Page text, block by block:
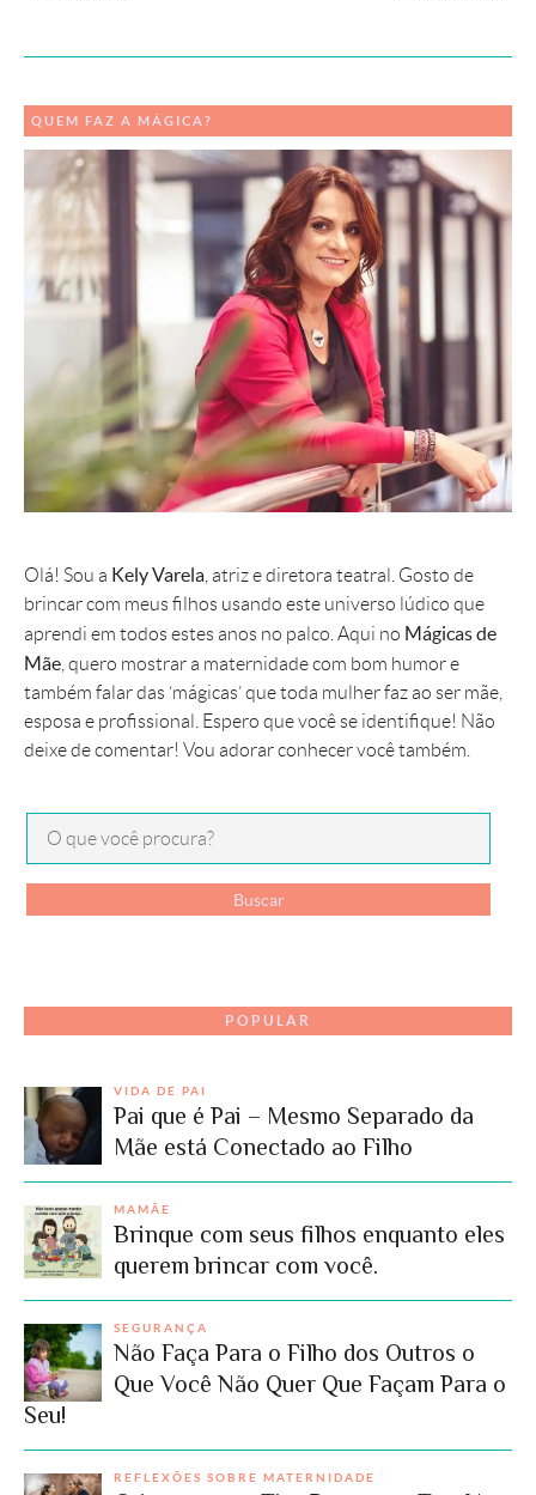
QUEM FAZ A MÁGICA?
Olá! Sou a Kely Varela , atriz e diretora teatral. Gosto de
brincar com meus filhos usando este universo lúdico que
aprendi em todos estes anos no palco. Aqui no Mágicas de
Mãe , quero mostrar a maternidade com bom humor e
também falar das ‘mágicas’ que toda mulher faz ao ser mãe,
esposa e profissional. Espero que você se identifique! Não
deixe de comentar! Vou adorar conhecer você também.
POPULAR
VIDA DE PAI
Pai que é Pai – Mesmo Separado da
Mãe está Conectado ao Filho
MAMÃE
Brinque com seus filhos enquanto eles
querem brincar com você.
SEGURANÇA
Não Faça Para o Filho dos Outros o
Que Você Não Quer Que Façam Para o
Seu!
REFLEXÕES SOBRE MATERNIDADE